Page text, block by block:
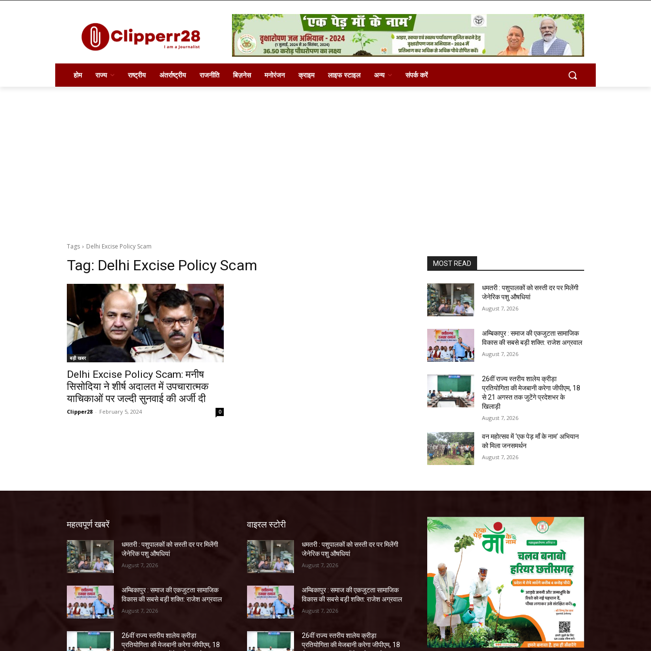
होम राज्य राष्ट्रीय अंतर्राष्ट्रीय राजनीति बिज़नेस मनोरंजन क्राइम लाइफ स्टाइल अन्य संपर्क करें
Tags Delhi Excise Policy Scam
Tag: Delhi Excise Policy Scam
बड़ी खबर
Delhi Excise Policy Scam: मनीष
सिसोदिया ने शीर्ष अदालत में उपचारात्मक
याचिकाओं पर जल्दी सुनवाई की अर्जी दी
Clipper28 - February 5, 2024 0
MOST READ
धमतरी : पशुपालकों को सस्ती दर पर मिलेंगी
जेनेरिक पशु औषधियां
August 7, 2026
अम्बिकापुर : समाज की एकजुटता सामाजिक
विकास की सबसे बड़ी शक्ति: राजेश अग्रवाल
August 7, 2026
26वीं राज्य स्तरीय शालेय क्रीड़ा
प्रतियोगिता की मेजबानी करेगा जीपीएम, 18
से 21 अगस्त तक जुटेंगे प्रदेशभर के
खिलाड़ी
August 7, 2026
वन महोत्सव में ‘एक पेड़ माँ के नाम’ अभियान
को मिला जनसमर्थन
August 7, 2026
महत्वपूर्ण खबरें
धमतरी : पशुपालकों को सस्ती दर पर मिलेंगी
जेनेरिक पशु औषधियां
August 7, 2026
अम्बिकापुर : समाज की एकजुटता सामाजिक
विकास की सबसे बड़ी शक्ति: राजेश अग्रवाल
August 7, 2026
26वीं राज्य स्तरीय शालेय क्रीड़ा
प्रतियोगिता की मेजबानी करेगा जीपीएम, 18
वाइरल स्टोरी
धमतरी : पशुपालकों को सस्ती दर पर मिलेंगी
जेनेरिक पशु औषधियां
August 7, 2026
अम्बिकापुर : समाज की एकजुटता सामाजिक
विकास की सबसे बड़ी शक्ति: राजेश अग्रवाल
August 7, 2026
26वीं राज्य स्तरीय शालेय क्रीड़ा
प्रतियोगिता की मेजबानी करेगा जीपीएम, 18